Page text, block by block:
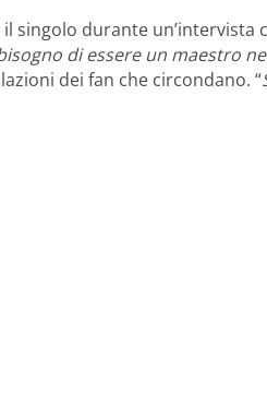
singolo durante un’intervista
di essere un maestro
dei fan che circondano. “